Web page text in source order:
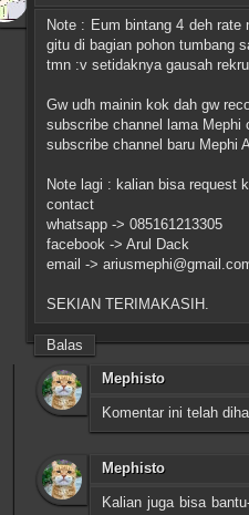
Note : Eum bintang 4 deh
gitu di bagian pohon tumbang
tmn :v setidaknya gausah
Gw udh mainin kok dah gw
subscribe channel lama Mephi
subscribe channel baru Mephi
Note lagi : kalian bisa request
contact
whatsapp -> 085161213305
facebook -> Arul Dack
email ->
SEKIAN TERIMAKASIH.
Balas
Mephisto
Komentar ini telah
Mephisto
Kalian juga bisa